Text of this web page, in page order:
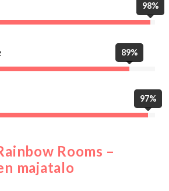
98%
89%
97%
Rooms –
majatalo